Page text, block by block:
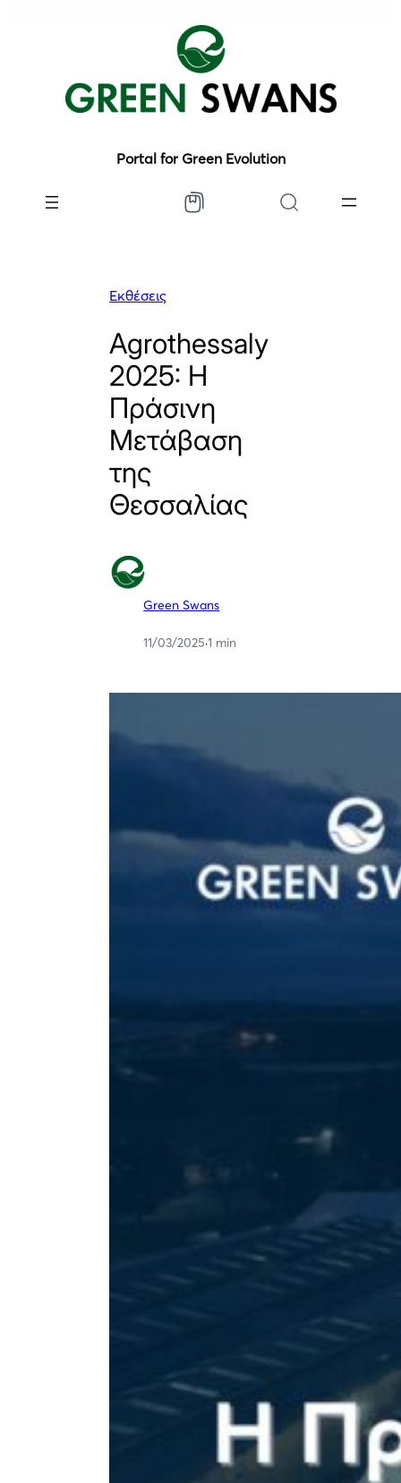
Portal for Green Evolution
Εκθέσεις
Agrothessaly
2025: Η
Πράσινη
Μετάβαση
της
Θεσσαλίας
Green Swans
11/03/2025·1 min